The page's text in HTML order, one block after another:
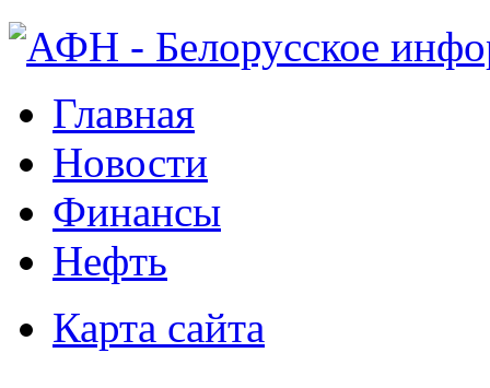
Главная
Новости
Финансы
Нефть
Карта сайта